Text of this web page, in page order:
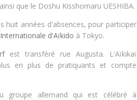
que le Doshu Kisshomaru UESHIBA.
huit années d'absences, pour participer
d'Aïkido à Tokyo.
est transféré rue Augusta. L'Aïkikaï
en plus de pratiquants et compte
groupe allemand qui est célébré à